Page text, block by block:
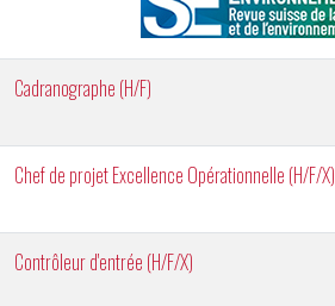
Cadranographe (H/F)
Chef de projet Excellence Opérationnelle (H/F/X)
Contrôleur d'entrée (H/F/X)